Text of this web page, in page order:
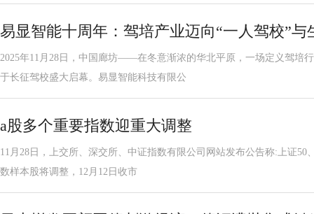
易显智能十周年：驾培产业迈向“一人驾校”与
2025年11月28日，中国廊坊——在冬意渐浓的华北平原，一场定义驾培
于长征驾校盛大启幕。易显智能科技有限公
a股多个重要指数迎重大调整
11月28日，上交所、深交所、中证指数有限公司网站发布公告称:上证50
数样本股将调整，12月12日收市